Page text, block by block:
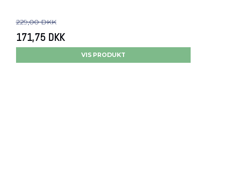
229,00 DKK
171,75 DKK
VIS PRODUKT